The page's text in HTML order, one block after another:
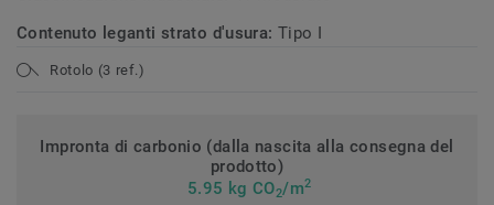
Contenuto leganti strato d'usura: Tipo I
Rotolo (3 ref.)
Impronta di carbonio (dalla nascita alla consegna del
prodotto)
5.95 kg CO2/m2